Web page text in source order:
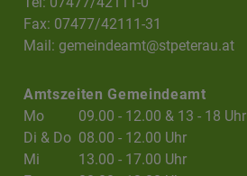
Fax: 07477/42111-31
Mail:gemeindeamt@stpeterau.at
Amtszeiten Gemeindeamt
Mo
09.00 - 12.00 & 13 - 18 Uhr
Di & Do 08.00 - 12.00 Uhr
Mi
13.00 - 17.00 Uhr